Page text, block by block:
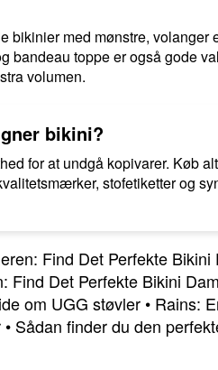
bikinier med mønstre, volanger
bandeau toppe er også gode
volumen.
bikini?
for at undgå kopivarer. Køb
stofetiketter og
Find Det Perfekte Bikini
Find Det Perfekte Bikini
om UGG støvler • Rains:
• Sådan finder du den